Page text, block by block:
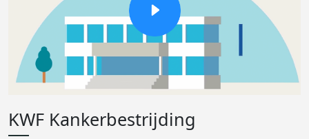
KWF Kankerbestrijding